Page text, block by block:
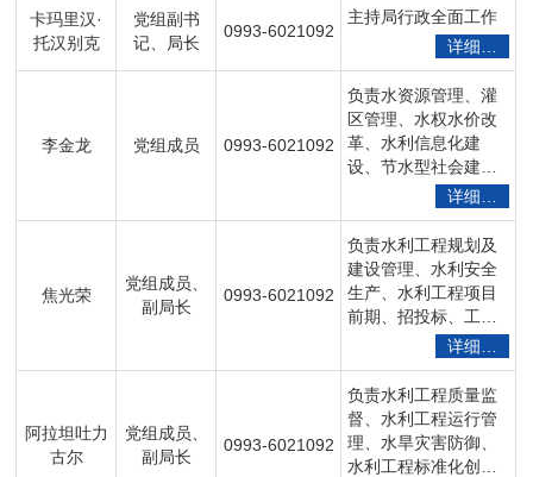
卡玛里汉·
托汉别克
党组副书
记、局长
0993-6021092
主持局行政全面工作
详细…
李金龙 党组成员 0993-6021092
负责水资源管理、灌
区管理、水权水价改
革、水利信息化建
设、节水型社会建
设、科技宣传、生态
文明建设、环保督察
整改等工作。
详细…
焦光荣
党组成员、
副局长
0993-6021092
负责水利工程规划及
建设管理、水利安全
生产、水利工程项目
前期、招投标、工程
验收、农牧水利、农
村饮水安全、招商、
固定资产投资、水电
站管理、水利科技等
工作。
详细…
阿拉坦吐力
古尔
党组成员、
副局长
0993-6021092
负责水利工程质量监
督、水利工程运行管
理、水旱灾害防御、
水利工程标准化创